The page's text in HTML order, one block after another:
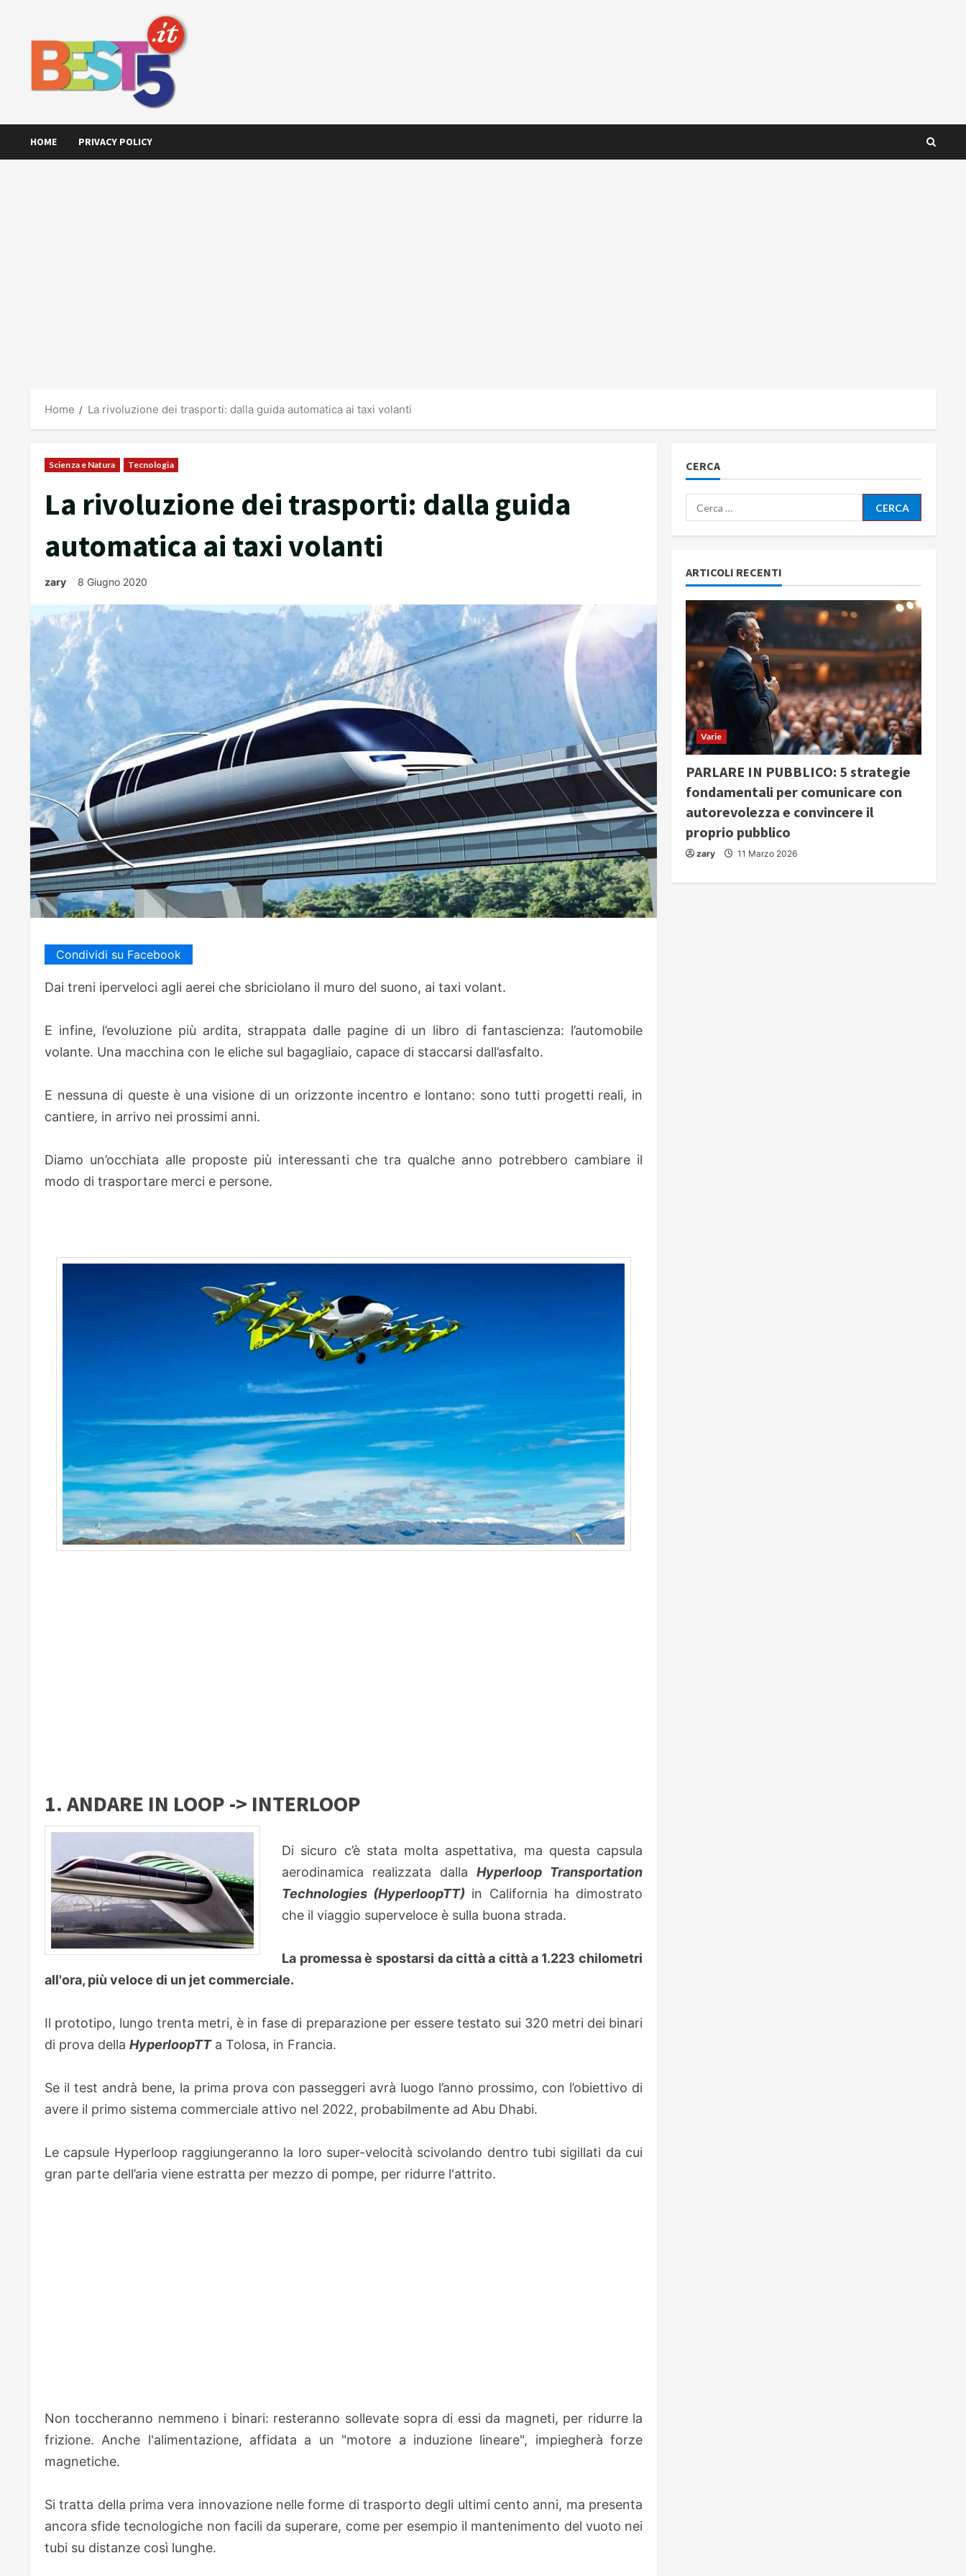
HOME PRIVACY POLICY
Home La rivoluzione dei trasporti: dalla guida automatica ai taxi volanti
Scienza e Natura Tecnologia
La rivoluzione dei trasporti: dalla guida
automatica ai taxi volanti
zary 8 Giugno 2020
Condividi su Facebook
Dai treni iperveloci agli aerei che sbriciolano il muro del suono, ai taxi volant.
E infine, l’evoluzione più ardita, strappata dalle pagine di un libro di fantascienza: l’automobile
volante. Una macchina con le eliche sul bagagliaio, capace di staccarsi dall’asfalto.
E nessuna di queste è una visione di un orizzonte incentro e lontano: sono tutti progetti reali, in
cantiere, in arrivo nei prossimi anni.
Diamo un’occhiata alle proposte più interessanti che tra qualche anno potrebbero cambiare il
modo di trasportare merci e persone.
1. ANDARE IN LOOP -> INTERLOOP
Di sicuro c’è stata molta aspettativa, ma questa capsula
aerodinamica realizzata dalla Hyperloop Transportation
Technologies (HyperloopTT) in California ha dimostrato
che il viaggio superveloce è sulla buona strada.
La promessa è spostarsi da città a città a 1.223 chilometri
all'ora, più veloce di un jet commerciale.
Il prototipo, lungo trenta metri, è in fase di preparazione per essere testato sui 320 metri dei binari
di prova della HyperloopTTa Tolosa, in Francia.
Se il test andrà bene, la prima prova con passeggeri avrà luogo l’anno prossimo, con l’obiettivo di
avere il primo sistema commerciale attivo nel 2022, probabilmente ad Abu Dhabi.
Le capsule Hyperloop raggiungeranno la loro super-velocità scivolando dentro tubi sigillati da cui
gran parte dell’aria viene estratta per mezzo di pompe, per ridurre l'attrito.
Non toccheranno nemmeno i binari: resteranno sollevate sopra di essi da magneti, per ridurre la
frizione. Anche l'alimentazione, affidata a un "motore a induzione lineare", impiegherà forze
magnetiche.
Si tratta della prima vera innovazione nelle forme di trasporto degli ultimi cento anni, ma presenta
ancora sfide tecnologiche non facili da superare, come per esempio il mantenimento del vuoto nei
tubi su distanze così lunghe.
CERCA
Ricerca
per:
ARTICOLI RECENTI
Varie
PARLARE IN PUBBLICO: 5 strategie
fondamentali per comunicare con
autorevolezza e convincere il
proprio pubblico
zary 11 Marzo 2026